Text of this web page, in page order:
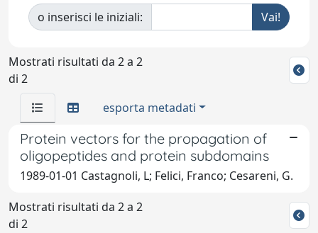
o inserisci le iniziali:
Mostrati risultati da 2 a 2
di 2
esporta metadati
Protein vectors for the propagation of
oligopeptides and protein subdomains
1989-01-01 Castagnoli, L; Felici, Franco; Cesareni, G.
Mostrati risultati da 2 a 2
di 2